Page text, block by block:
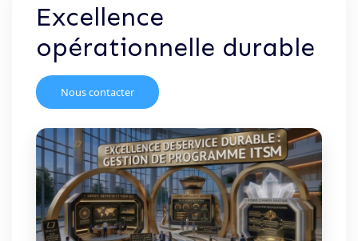
Excellence
opérationnelle durable
Nous contacter